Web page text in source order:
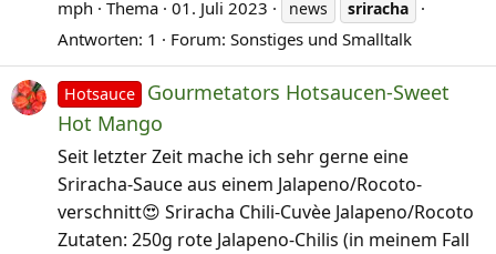
mph Thema 01. Juli 2023 news sriracha
Antworten: 1 Forum: Sonstiges und Smalltalk
Hotsauce
Gourmetators Hotsaucen-Sweet
Hot Mango
Seit letzter Zeit mache ich sehr gerne eine
Sriracha-Sauce aus einem Jalapeno/Rocoto-
verschnitt😍 Sriracha Chili-Cuvèe Jalapeno/Rocoto
Zutaten: 250g rote Jalapeno-Chilis (in meinem Fall